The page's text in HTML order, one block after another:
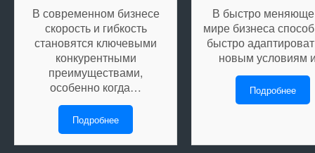
В современном бизнесе
скорость и гибкость
становятся ключевыми
конкурентными
преимуществами,
особенно когда…
Подробнее
В быстро
мире бизнеса
быстро
новым условиям
Подробнее